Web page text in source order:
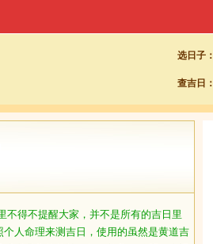
选日子：
查吉日：
不得不提醒大家，并不是所有的吉日里
人命理来测吉日，使用的虽然是黄道吉